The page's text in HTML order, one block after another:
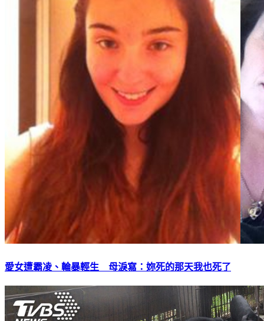
愛女遭霸凌、輪暴輕生 母淚寫：妳死的那天我也死了